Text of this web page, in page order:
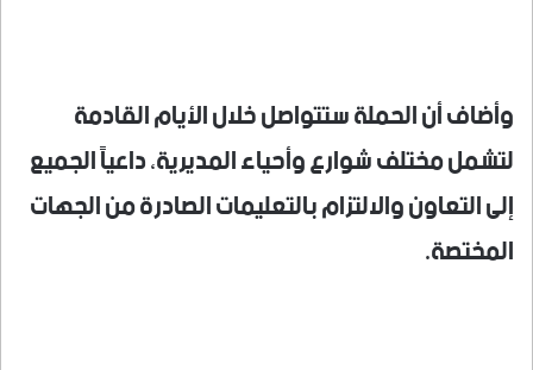
وأضاف أن الحملة ستتواصل خلال الأيام القادمة
لتشمل مختلف شوارع وأحياء المديرية، داعياً الجميع
إلى التعاون والالتزام بالتعليمات الصادرة من الجهات
المختصة.